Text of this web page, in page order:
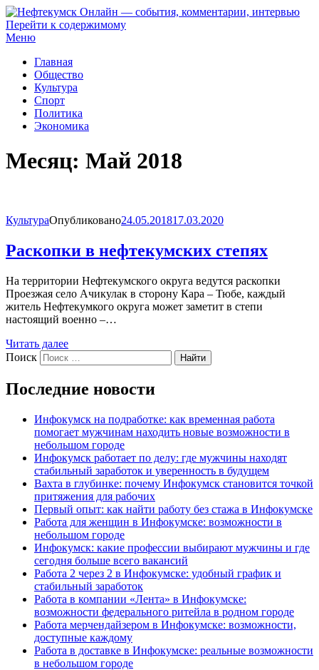
Нефтекумск Онлайн — события, комментарии, интервью
Перейти к содержимому
Меню
Главная
Общество
Культура
Спорт
Политика
Экономика
Месяц: Май 2018
КультураОпубликовано24.05.201817.03.2020
Раскопки в нефтекумских степях
На территории Нефтекумского округа ведутся раскопки
Проезжая село Ачикулак в сторону Кара – Тюбе, каждый
житель Нефтекумкого округа может заметит в степи
настоящий военно –…
Читать далее
Поиск
Найти
Последние новости
Инфокумск на подработке: как временная работа
помогает мужчинам находить новые возможности в
небольшом городе
Инфокумск работает по делу: где мужчины находят
стабильный заработок и уверенность в будущем
Вахта в глубинке: почему Инфокумск становится точкой
притяжения для рабочих
Первый опыт: как найти работу без стажа в Инфокумске
Работа для женщин в Инфокумске: возможности в
небольшом городе
Инфокумск: какие профессии выбирают мужчины и где
сегодня больше всего вакансий
Работа 2 через 2 в Инфокумске: удобный график и
стабильный заработок
Работа в компании «Лента» в Инфокумске:
возможности федерального ритейла в родном городе
Работа мерчендайзером в Инфокумске: возможности,
доступные каждому
Работа в доставке в Инфокумске: реальные возможности
в небольшом городе